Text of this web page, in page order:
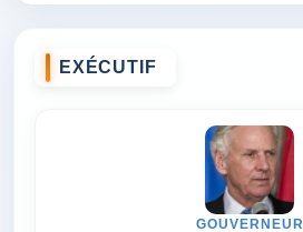
EXÉCUTIF
GOUVERNEUR